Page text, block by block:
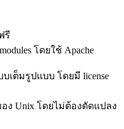
รี
โดยใช้ Apache
เต็มรูปแบบ โดยมี license
ง Unix โดยไม่ต้องดัดแปลง